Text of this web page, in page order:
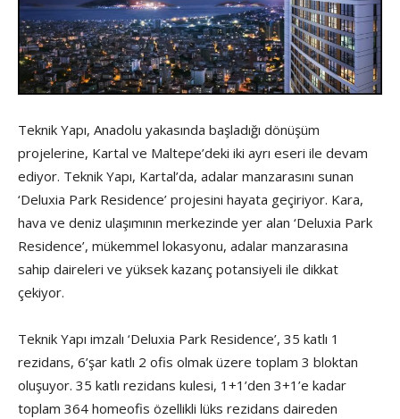
Teknik Yapı, Anadolu yakasında başladığı dönüşüm
projelerine, Kartal ve Maltepe’deki iki ayrı eseri ile devam
ediyor. Teknik Yapı, Kartal’da, adalar manzarasını sunan
‘Deluxia Park Residence’ projesini hayata geçiriyor. Kara,
hava ve deniz ulaşımının merkezinde yer alan ‘Deluxia Park
Residence’, mükemmel lokasyonu, adalar manzarasına
sahip daireleri ve yüksek kazanç potansiyeli ile dikkat
çekiyor.
Teknik Yapı imzalı ‘Deluxia Park Residence’, 35 katlı 1
rezidans, 6’şar katlı 2 ofis olmak üzere toplam 3 bloktan
oluşuyor. 35 katlı rezidans kulesi, 1+1’den 3+1’e kadar
toplam 364 homeofis özellikli lüks rezidans daireden